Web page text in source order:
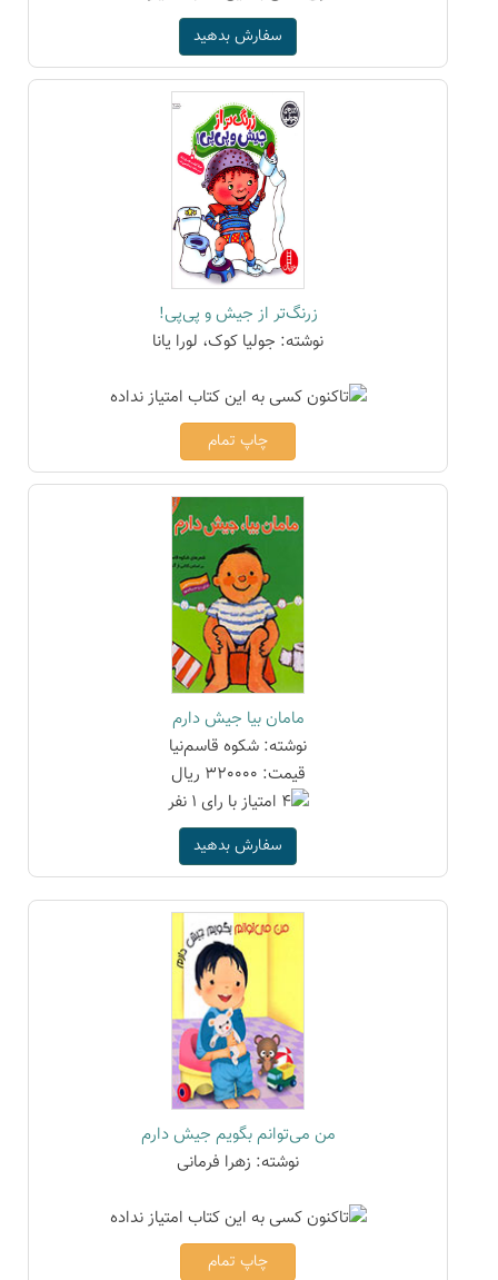
سفارش بدهید
زرنگ‌تر از جیش و پی‌پی!
نوشته: جولیا کوک، لورا یانا
چاپ تمام
مامان بیا جیش دارم
نوشته: شکوه قاسم‌نیا
قیمت: 320000 ریال
سفارش بدهید
من می‌توانم بگویم جیش دارم
نوشته: زهرا فرمانی
چاپ تمام